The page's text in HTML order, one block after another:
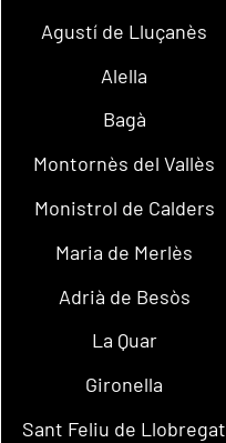
Agustí de Lluçanès
Alella
Bagà
Montornès del Vallès
Monistrol de Calders
Maria de Merlès
Adrià de Besòs
La Quar
Gironella
Sant Feliu de Llobregat